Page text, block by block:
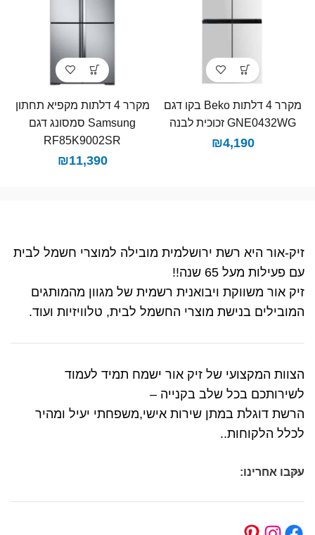
מקרר ‏4 דלתות Beko בקו ‏דגם
GNE0432WG זכוכית לבנה
₪4,190
מקרר 4 דלתות מקפיא תחתון
Samsung סמסונג דגם
RF85K9002SR
₪11,390
זיק-אור היא רשת ירושלמית מובילה למוצרי חשמל לבית
עם פעילות מעל 65 שנה!!
זיק אור משווקת ויבואנית רשמית של מגוון מהמותגים
המובילים בנישת מוצרי החשמל לבית, טלוויזיות ועוד.
הצוות המקצועי של זיק אור ישמח תמיד לעמוד
לשירותכם בכל שלב בקנייה –
הרשת דוגלת במתן שירות אישי,משפחתי יעיל ומהיר
לכלל הלקוחות..
עקבו אחרינו: